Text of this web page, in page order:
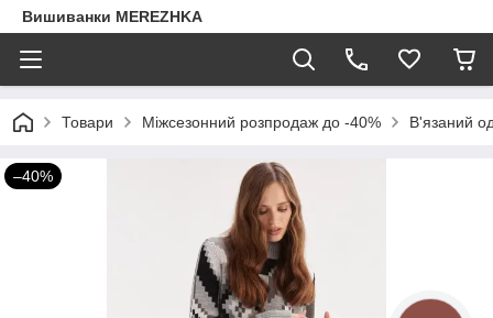
Вишиванки MEREZHKA
Товари Міжсезонний розпродаж до -40% В'язаний
–40%